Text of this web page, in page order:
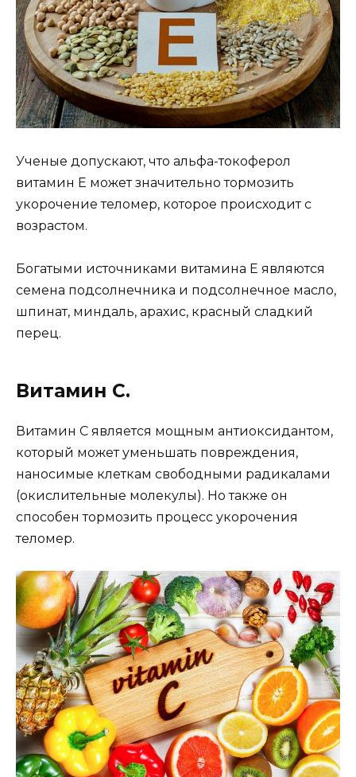
Ученые допускают, что альфа-токоферол
витамин Е может значительно тормозить
укорочение теломер, которое происходит с
возрастом.
Богатыми источниками витамина Е являются
семена подсолнечника и подсолнечное масло,
шпинат, миндаль, арахис, красный сладкий
перец.
Витамин С.
Витамин С является мощным антиоксидантом,
который может уменьшать повреждения,
наносимые клеткам свободными радикалами
(окислительные молекулы). Но также он
способен тормозить процесс укорочения
теломер.